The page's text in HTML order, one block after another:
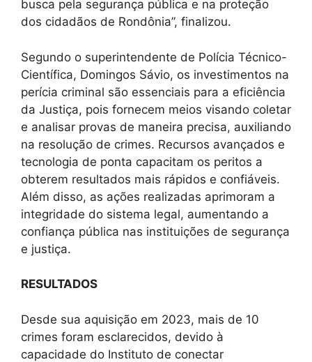
busca pela segurança pública e na proteção
dos cidadãos de Rondônia”, finalizou.
Segundo o superintendente de Polícia Técnico-
Científica, Domingos Sávio, os investimentos na
perícia criminal são essenciais para a eficiência
da Justiça, pois fornecem meios visando coletar
e analisar provas de maneira precisa, auxiliando
na resolução de crimes. Recursos avançados e
tecnologia de ponta capacitam os peritos a
obterem resultados mais rápidos e confiáveis.
Além disso, as ações realizadas aprimoram a
integridade do sistema legal, aumentando a
confiança pública nas instituições de segurança
e justiça.
RESULTADOS
Desde sua aquisição em 2023, mais de 10
crimes foram esclarecidos, devido à
capacidade do Instituto de conectar